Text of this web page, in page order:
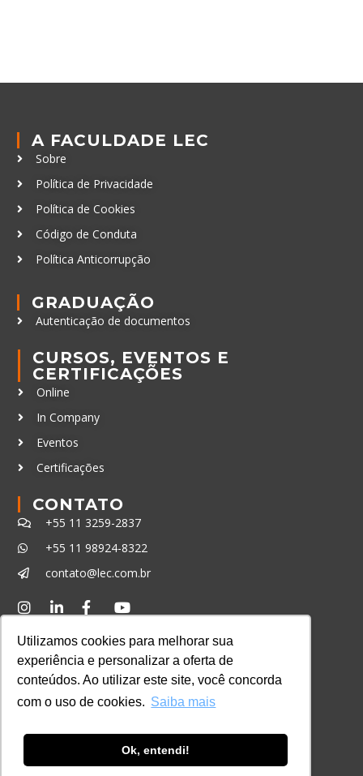
Utilizamos cookies para melhorar sua
experiência e personalizar a oferta de
conteúdos. Ao utilizar este site, você concorda
com o uso de cookies. Saiba mais
Ok, entendi!
A FACULDADE LEC
Sobre
Política de Privacidade
Política de Cookies
Código de Conduta
Política Anticorrupção
GRADUAÇÃO
Autenticação de documentos
CURSOS, EVENTOS E
CERTIFICAÇÕES
Online
In Company
Eventos
Certificações
CONTATO
+55 11 3259-2837
+55 11 98924-8322
contato@lec.com.br
Consulte aqui o cadastro da Instituição no
Sistema e-MEC